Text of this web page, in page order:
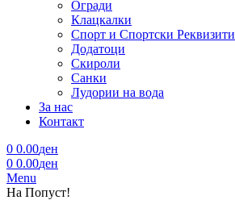
Огради
Клацкалки
Спорт и Спортски Реквизити
Додатоци
Скироли
Санки
Лудории на вода
За нас
Контакт
0 0.00ден
0 0.00ден
Menu
На Попуст!